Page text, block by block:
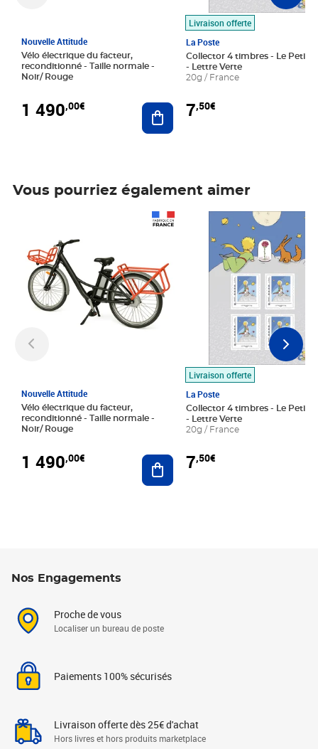
Nouvelle Attitude
Vélo électrique du facteur,
reconditionné - Taille normale -
Noir/ Rouge
1 490,00€ Ajouter au panier
Livraison offerte
La Poste
Collector 4 timbres - Le Petit
- Lettre Verte
20g / France
7,50€
Vous pourriez également aimer
Nouvelle Attitude
Vélo électrique du facteur,
reconditionné - Taille normale -
Noir/ Rouge
1 490,00€ Ajouter au panier
Livraison offerte
La Poste
Collector 4 timbres - Le Petit
- Lettre Verte
20g / France
7,50€
Prix 7,50€
Nos Engagements
Proche de vous
Localiser un bureau de poste
Paiements 100% sécurisés
Livraison offerte dès 25€ d'achat
Hors livres et hors produits marketplace